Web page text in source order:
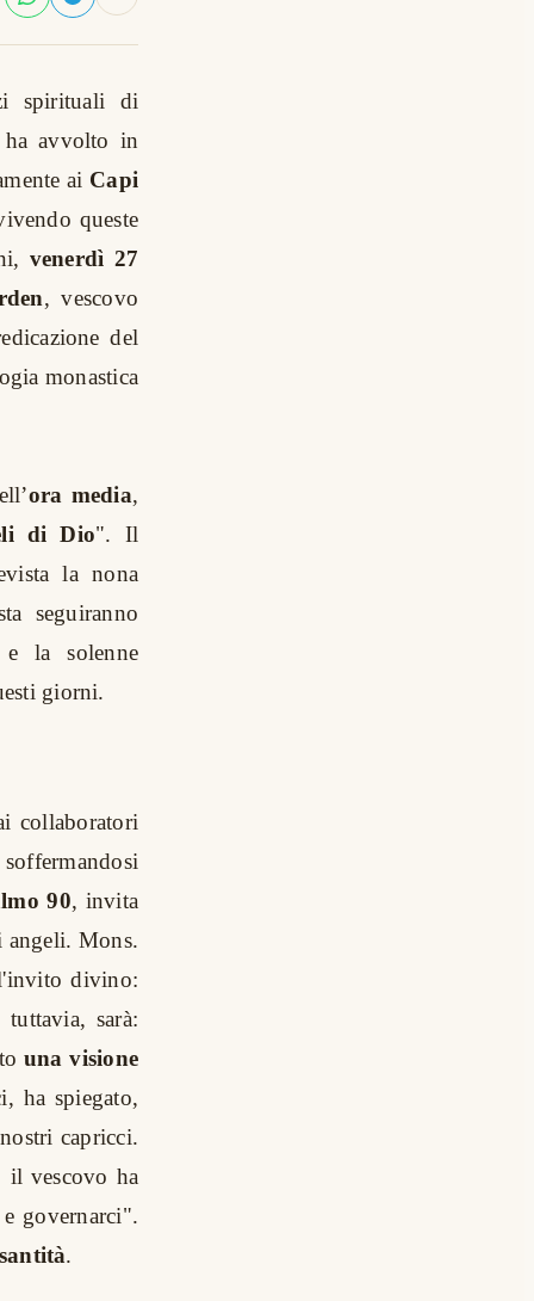
spirituali di
ha avvolto in
ai Capi
queste
venerdì 27
, vescovo
del
monastica
ora media,
di Dio". Il
la nona
seguiranno
la solenne
giorni.
collaboratori
90, invita
angeli. Mons.
divino:
sarà:
una visione
ha spiegato,
capricci.
il vescovo ha
governarci".
.